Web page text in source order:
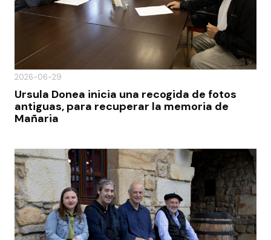
2026-06-29
Ursula Donea inicia una recogida de fotos
antiguas, para recuperar la memoria de
Mañaria